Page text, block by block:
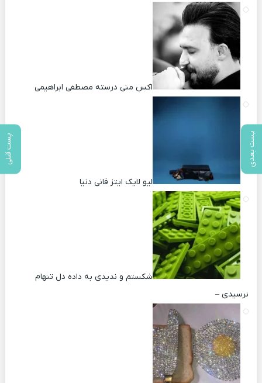
پست بعدی پست قبلی
اکس منی درسته مصطفی ابراهیمی
لیو لایک ایتز فانی دنیا
شکستم و ندیدی به داده دل تنهام
نرسیدی –